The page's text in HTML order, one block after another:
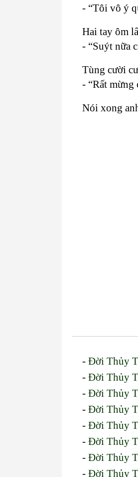
- “Tôi vô ý
Hai tay ôm
- “Suýt nữa
Tùng cười
- “Rất
Nói xong
-Đời Thủy
-Đời Thủy
-Đời Thủy
-Đời Thủy
-Đời Thủy
-Đời Thủy
-Đời Thủy
-Đời Thủy